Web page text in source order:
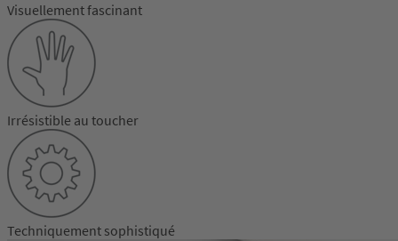
Visuellement fascinant
Irrésistible au toucher
Techniquement sophistiqué